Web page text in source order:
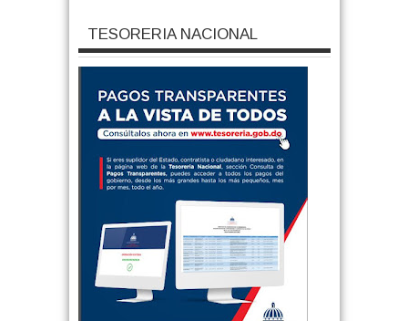
TESORERIA NACIONAL